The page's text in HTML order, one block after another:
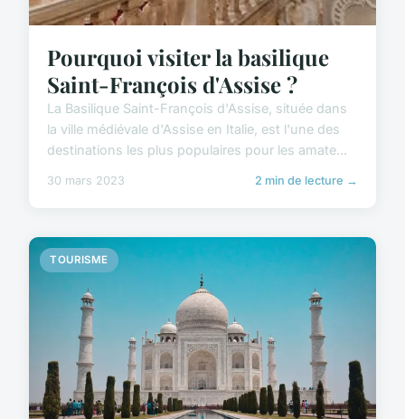
Pourquoi visiter la basilique
Saint-François d'Assise ?
La Basilique Saint-François d'Assise, située dans
la ville médiévale d'Assise en Italie, est l'une des
destinations les plus populaires pour les amate...
30 mars 2023 2 min de lecture →
TOURISME